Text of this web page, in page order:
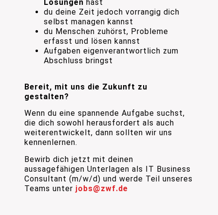
Lösungen hast
du deine Zeit jedoch vorrangig dich
selbst managen kannst
du Menschen zuhörst, Probleme
erfasst und lösen kannst
Aufgaben eigenverantwortlich zum
Abschluss bringst
Bereit, mit uns die Zukunft zu
gestalten?
Wenn du eine spannende Aufgabe suchst,
die dich sowohl herausfordert als auch
weiterentwickelt, dann sollten wir uns
kennenlernen.
Bewirb dich jetzt mit deinen
aussagefähigen Unterlagen als IT Business
Consultant (m/w/d) und werde Teil unseres
Teams unter jobs@zwf.de